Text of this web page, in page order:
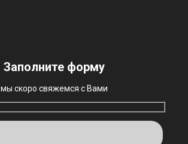
Заполните форму
мы скоро свяжемся с Вами